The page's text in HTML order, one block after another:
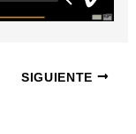
SIGUIENTE